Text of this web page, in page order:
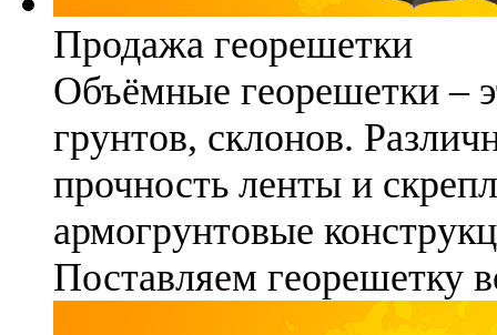
Продажа георешетки
Объёмные георешетки –
грунтов, склонов.
прочность ленты и
армогрунтовые
Поставляем георешетку